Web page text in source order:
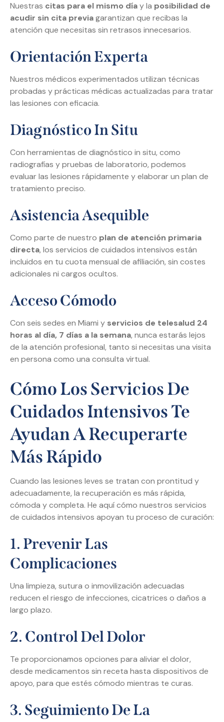
Nuestras citas para el mismo díay la posibilidad de
acudir sin cita previagarantizan que recibas la
atención que necesitas sin retrasos innecesarios.
Orientación Experta
Nuestros médicos experimentados utilizan técnicas
probadas y prácticas médicas actualizadas para tratar
las lesiones con eficacia.
Diagnóstico In Situ
Con herramientas de diagnóstico in situ, como
radiografías y pruebas de laboratorio, podemos
evaluar las lesiones rápidamente y elaborar un plan de
tratamiento preciso.
Asistencia Asequible
Como parte de nuestro plan de atención primaria
directa, los servicios de cuidados intensivos están
incluidos en tu cuota mensual de afiliación, sin costes
adicionales ni cargos ocultos.
Acceso Cómodo
Con seis sedes en Miami y servicios de telesalud 24
horas al día, 7 días a la semana, nunca estarás lejos
de la atención profesional, tanto si necesitas una visita
en persona como una consulta virtual.
Cómo Los Servicios De
Cuidados Intensivos Te
Ayudan A Recuperarte
Más Rápido
Cuando las lesiones leves se tratan con prontitud y
adecuadamente, la recuperación es más rápida,
cómoda y completa. He aquí cómo nuestros servicios
de cuidados intensivos apoyan tu proceso de curación:
1. Prevenir Las
Complicaciones
Una limpieza, sutura o inmovilización adecuadas
reducen el riesgo de infecciones, cicatrices o daños a
largo plazo.
2. Control Del Dolor
Te proporcionamos opciones para aliviar el dolor,
desde medicamentos sin receta hasta dispositivos de
apoyo, para que estés cómodo mientras te curas.
3. Seguimiento De La